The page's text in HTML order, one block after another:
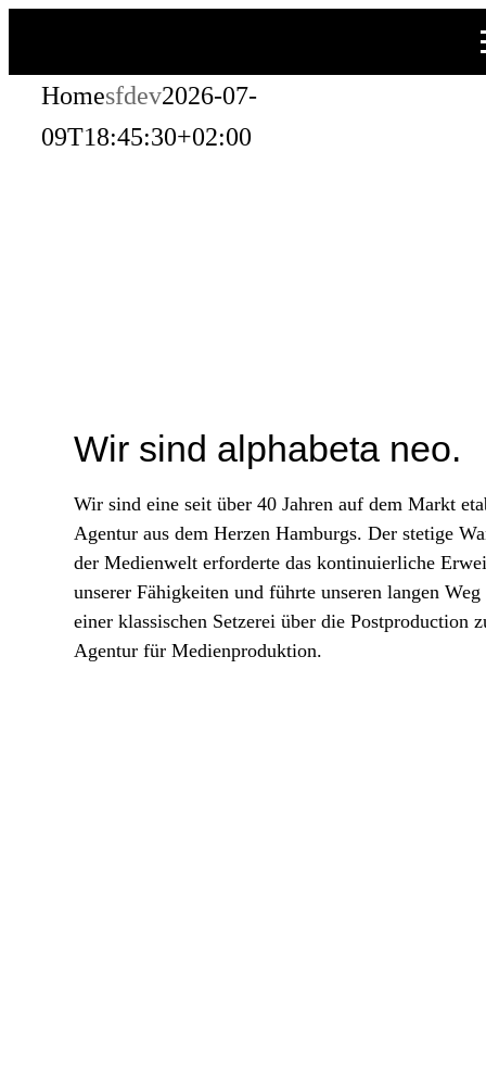
Inhalt
springen
Homesfdev2026-07-
09T18:45:30+02:00
Wir sind alphabeta neo.
Wir sind eine seit über 40 Jahren auf dem Markt
Agentur aus dem Herzen Hamburgs. Der stetige
der Medienwelt erforderte das kontinuierliche
unserer Fähigkeiten und führte unseren langen
einer klassischen Setzerei über die Postproduction
Agentur für Medienproduktion.